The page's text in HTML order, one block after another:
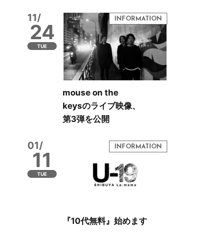
11/
24
TUE
mouse on the
keysのライブ映像、
第3弾を公開
01/
11
TUE
『10代無料』始めます